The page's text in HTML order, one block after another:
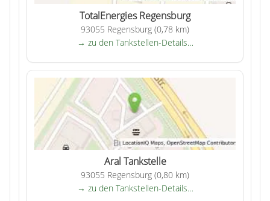
TotalEnergies Regensburg
93055 Regensburg (0,78 km)
→ zu den Tankstellen-Details…
Aral Tankstelle
93055 Regensburg (0,80 km)
→ zu den Tankstellen-Details…